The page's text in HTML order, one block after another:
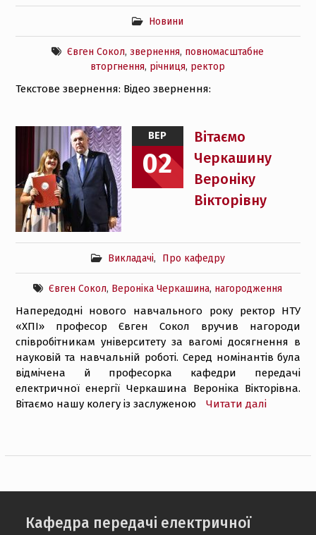
Новини
Євген Сокол,звернення, повномасштабне
вторгнення, річниця, ректор
Текстове звернення: Відео звернення:
ВЕР
02
Вітаємо
Черкашину
Вероніку
Вікторівну
Викладачі, Про кафедру
Євген Сокол, Вероніка Черкашина, нагородження
Напередодні нового навчального року ректор НТУ
«ХПІ» професор Євген Сокол вручив нагороди
співробітникам університету за вагомі досягнення в
науковій та навчальній роботі. Серед номінантів була
відмічена й професорка кафедри передачі
електричної енергії Черкашина Вероніка Вікторівна.
Вітаємо нашу колегу із заслуженою
Читати далі
Кафедра передачі електричної